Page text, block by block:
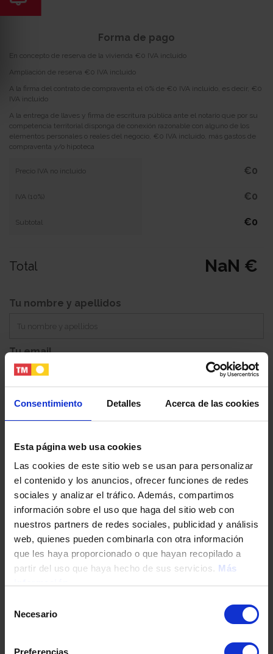
Consentimiento Detalles Acerca de las cookies
Esta página web usa cookies
Las cookies de este sitio web se usan para personalizar
el contenido y los anuncios, ofrecer funciones de redes
sociales y analizar el tráfico. Además, compartimos
información sobre el uso que haga del sitio web con
nuestros partners de redes sociales, publicidad y análisis
web, quienes pueden combinarla con otra información
que les haya proporcionado o que hayan recopilado a
partir del uso que haya hecho de sus servicios. Más
Necesario
Preferencias
Tu nombre y apellidos
Tu email
Tu teléfono
DNI / Pasaporte / NIE
Fecha de nacimiento
Dirección
Forma de pago
En concepto de reserva de la vivienda €0 IVA incluido
Ampliación de reserva €0 IVA incluido
A la firma del contrato de compraventa el 0% de €0 IVA incluido, es decir, €0
IVA incluido
A la entrega de llaves y firma de escritura pública ante el notario que por su
competencia territorial disponga de conexión razonable con alguno de los
elementos personales o reales del negocio, €0 IVA incluido, más gastos de
compraventa y/o hipoteca
Precio IVA no incluido €0
IVA (10%) €0
Subtotal €0
Total NaN €